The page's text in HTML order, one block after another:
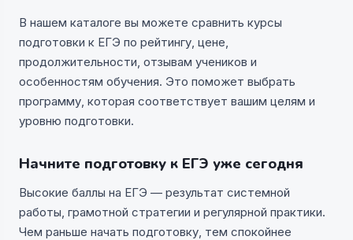
В нашем каталоге вы можете сравнить курсы
подготовки к ЕГЭ по рейтингу, цене,
продолжительности, отзывам учеников и
особенностям обучения. Это поможет выбрать
программу, которая соответствует вашим целям и
уровню подготовки.
Начните подготовку к ЕГЭ уже сегодня
Высокие баллы на ЕГЭ — результат системной
работы, грамотной стратегии и регулярной практики.
Чем раньше начать подготовку, тем спокойнее